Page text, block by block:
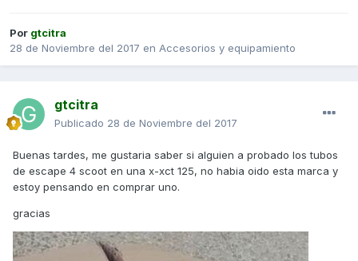
Por gtcitra
28 de Noviembre del 2017 en Accesorios y equipamiento
gtcitra
Publicado 28 de Noviembre del 2017
Buenas tardes, me gustaria saber si alguien a probado los tubos
de escape 4 scoot en una x-xct 125, no habia oido esta marca y
estoy pensando en comprar uno.
gracias